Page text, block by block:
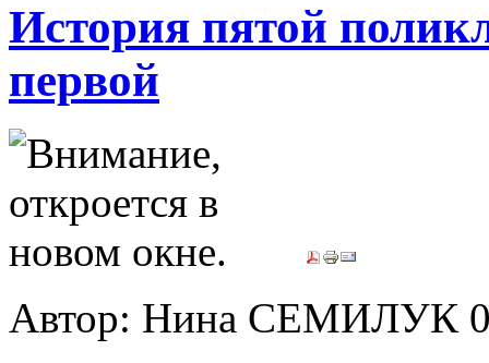
История пятой
первой
Автор: Нина СЕМИЛУК